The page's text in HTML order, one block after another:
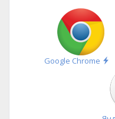
Google Chrome